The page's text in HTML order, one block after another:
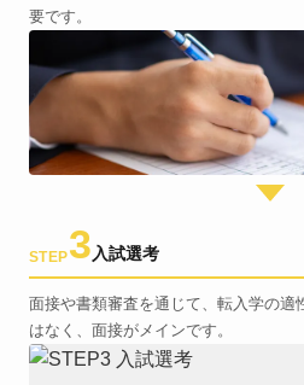
要です。
STEP3 入試選考
面接や書類審査を通じて、転入学の適
はなく、面接がメインです。